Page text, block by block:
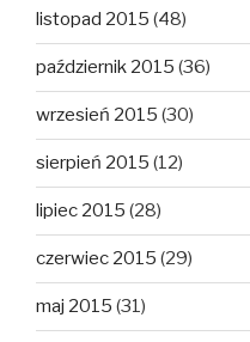
listopad 2015 (48)
październik 2015 (36)
wrzesień 2015 (30)
sierpień 2015 (12)
lipiec 2015 (28)
czerwiec 2015 (29)
maj 2015 (31)